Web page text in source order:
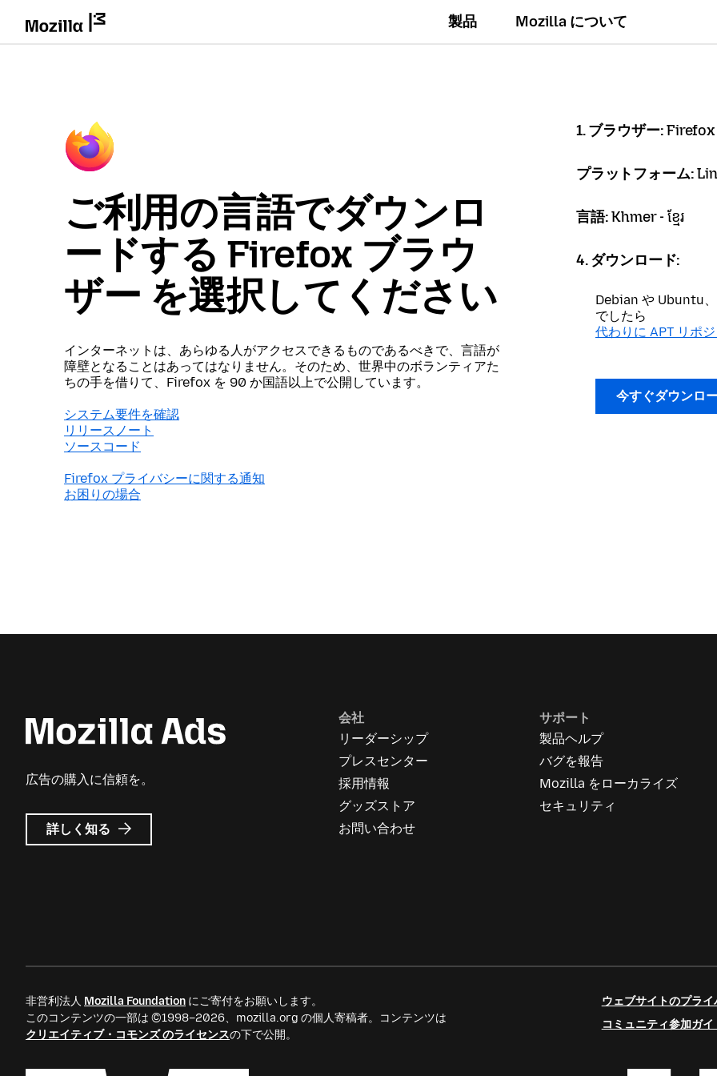
製品 Mozilla について
ご利用の言語でダウンロ
ードする Firefox ブラウ
ザー を選択してください
インターネットは、あらゆる人がアクセスできるものであるべきで、言語が
障壁となることはあってはなりません。そのため、世界中のボランティアた
ちの手を借りて、Firefox を 90 か国語以上で公開しています。
システム要件を確認
リリースノート
ソースコード
Firefox プライバシーに関する通知
お困りの場合
1. ブラウザー:Firefox
プラットフォーム:
言語:Khmer - ខ្មែរ
4. ダウンロード:
Debian や Ubuntu
でしたら
代わりに APT リポ
今すぐダウンロ
広告の購入に信頼を。
Mozilla
広
詳しく知る
会社
リーダーシップ
プレスセンター
採用情報
グッズストア
お問い合わせ
サポート
製品ヘルプ
バグを報告
Mozilla をローカライズ
セキュリティ
非営利法人 Mozilla Foundation にご寄付をお願いします。
このコンテンツの一部は ©1998–2026、mozilla.org の個人寄稿者。コンテンツは
クリエイティブ・コモンズ のライセンスの下で公開。
ウェブサイトのプラ
コミュニティ参加ガ